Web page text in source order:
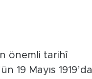
önemli tarihî
19 Mayıs 1919’da